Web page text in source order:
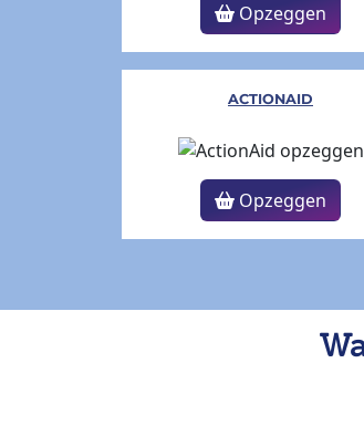
Opzeggen
ACTIONAID
Opzeggen